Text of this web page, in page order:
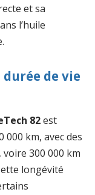
et sa
l’huile
de vie
82est
km, avec des
300 000 km
longévité